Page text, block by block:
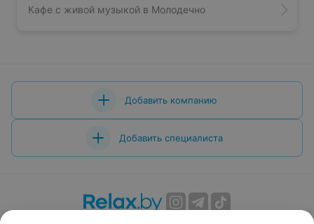
Кафе с живой музыкой в Молодечно
Добавить компанию
Добавить специалиста